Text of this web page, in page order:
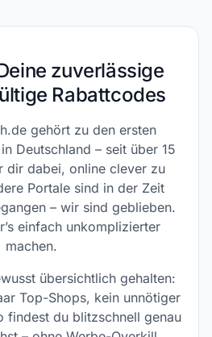
zuverlässige
Rabattcodes
gehört zu den ersten
Deutschland – seit über 15
dir dabei, online clever zu
Portale sind in der Zeit
– wir sind geblieben.
einfach unkomplizierter
machen.
übersichtlich gehalten:
Top-Shops, kein unnötiger
findest du blitzschnell genau